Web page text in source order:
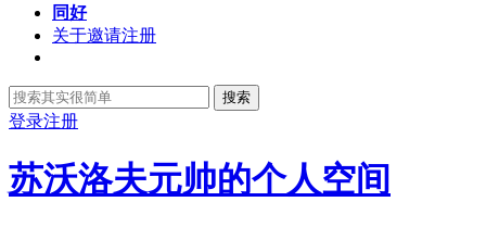
同好
关于邀请注册
搜索
登录注册
苏沃洛夫元帅的个人空间